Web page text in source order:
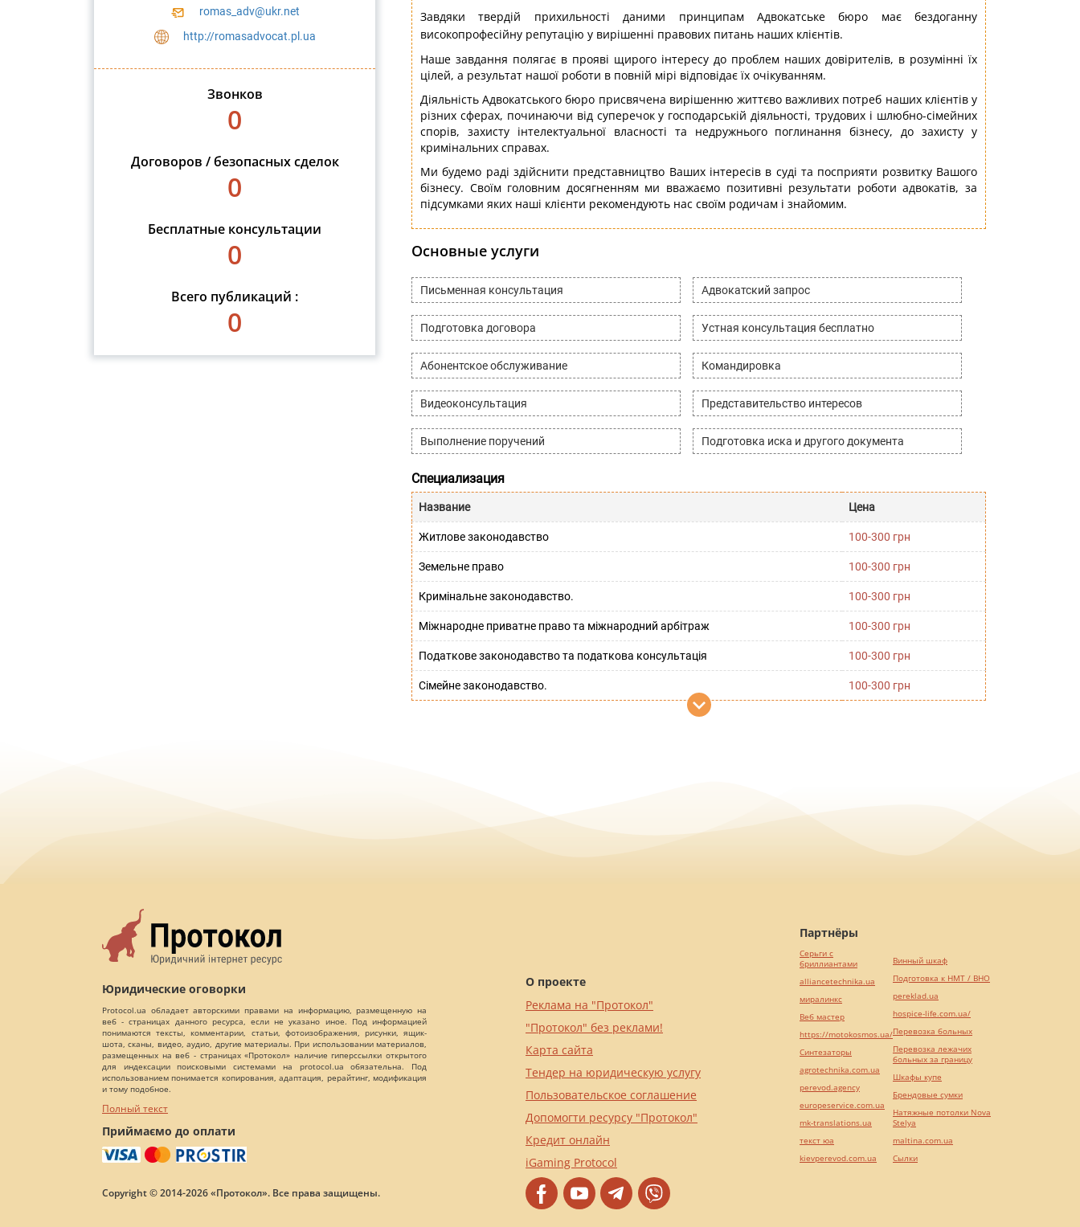
romas_adv@ukr.net
http://romasadvocat.pl.ua
Звонков
0
Договоров / безопасных сделок
0
Бесплатные консультации
0
Всего публикаций :
0
Завдяки твердій прихильності даними принципам Адвокатське бюро має бездоганну
високопрофесійну репутацію у вирішенні правових питань наших клієнтів.
Наше завдання полягає в прояві щирого інтересу до проблем наших довірителів, в розумінні їх
цілей, а результат нашої роботи в повній мірі відповідає їх очікуванням.
Діяльність Адвокатського бюро присвячена вирішенню життєво важливих потреб наших клієнтів у
різних сферах, починаючи від суперечок у господарській діяльності, трудових і шлюбно-сімейних
спорів, захисту інтелектуальної власності та недружнього поглинання бізнесу, до захисту у
кримінальних справах.
Ми будемо раді здійснити представництво Ваших інтересів в суді та посприяти розвитку Вашого
бізнесу. Своїм головним досягненням ми вважаємо позитивні результати роботи адвокатів, за
підсумками яких наші клієнти рекомендують нас своїм родичам і знайомим.
Основные услуги
Письменная консультация Адвокатский запрос
Подготовка договора Устная консультация бесплатно
Абонентское обслуживание Командировка
Видеоконсультация Представительство интересов
Выполнение поручений Подготовка иска и другого документа
Специализация
Название Цена
Житлове законодавство 100-300 грн
Земельне право 100-300 грн
Кримінальне законодавство. 100-300 грн
Міжнародне приватне право та міжнародний арбітраж 100-300 грн
Податкове законодавство та податкова консультація 100-300 грн
Сімейне законодавство. 100-300 грн
Юридические оговорки
Protocol.ua обладает авторскими правами на информацию, размещенную на
веб - страницах данного ресурса, если не указано иное. Под информацией
понимаются тексты, комментарии, статьи, фотоизображения, рисунки, ящик-
шота, сканы, видео, аудио, другие материалы. При использовании материалов,
размещенных на веб - страницах «Протокол» наличие гиперссылки открытого
для индексации поисковыми системами на protocol.ua обязательна. Под
использованием понимается копирования, адаптация, рерайтинг, модификация
и тому подобное.
Полный текст
Приймаємо до оплати
Copyright © 2014-2026 «Протокол». Все права защищены.
О проекте
Реклама на "Протокол"
"Протокол" без реклами!
Карта сайта
Тендер на юридическую услугу
Пользовательское соглашение
Допомогти ресурсу "Протокол"
Кредит онлайн
iGaming Protocol
Партнёры
Серьги с
бриллиантами
alliancetechnika.ua
миралинкс
Веб мастер
https://motokosmos.ua/
Синтезаторы
agrotechnika.com.ua
perevod.agency
europeservice.com.ua
mk-translations.ua
текст юа
kievperevod.com.ua
Винный шкаф
Подготовка к НМТ / ВНО
pereklad.ua
hospice-life.com.ua/
Перевозка больных
Перевозка лежачих
больных за границу
Шкафы купе
Брендовые сумки
Натяжные потолки Nova
Stelya
maltina.com.ua
Cылки